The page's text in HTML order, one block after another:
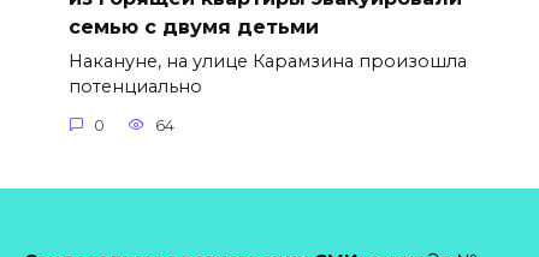
семью с двумя детьми
Накануне, на улице Карамзина произошла
потенциально
0 64